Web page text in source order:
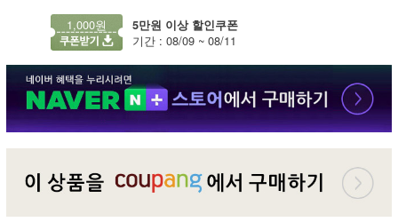
1,000원 5만원 이상 할인쿠폰
기간 : 08/09 ~ 08/11